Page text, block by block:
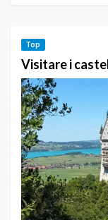
Top
Visitare i